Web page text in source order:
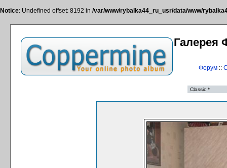
Notice: Undefined offset: 8192 in /var/www/rybalka44_ru_usr/data/www/
Галерея
Форум::